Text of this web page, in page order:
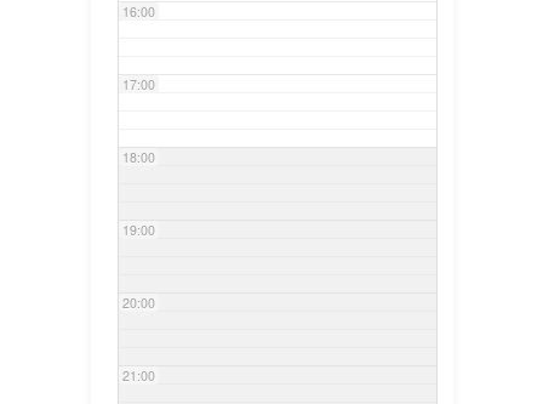
16:00
17:00
18:00
19:00
20:00
21:00